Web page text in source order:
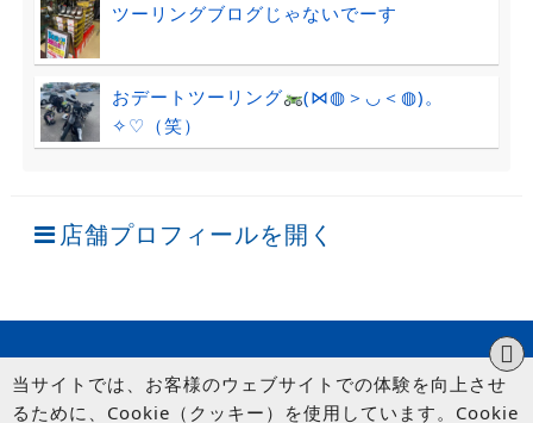
ツーリングブログじゃないでーす
おデートツーリング
(⋈◍＞◡＜◍)。
✧♡（笑）
店舗プロフィールを開く
当サイトでは、お客様のウェブサイトでの体験を向上させ
るために、Cookie（クッキー）を使用しています。Cookie